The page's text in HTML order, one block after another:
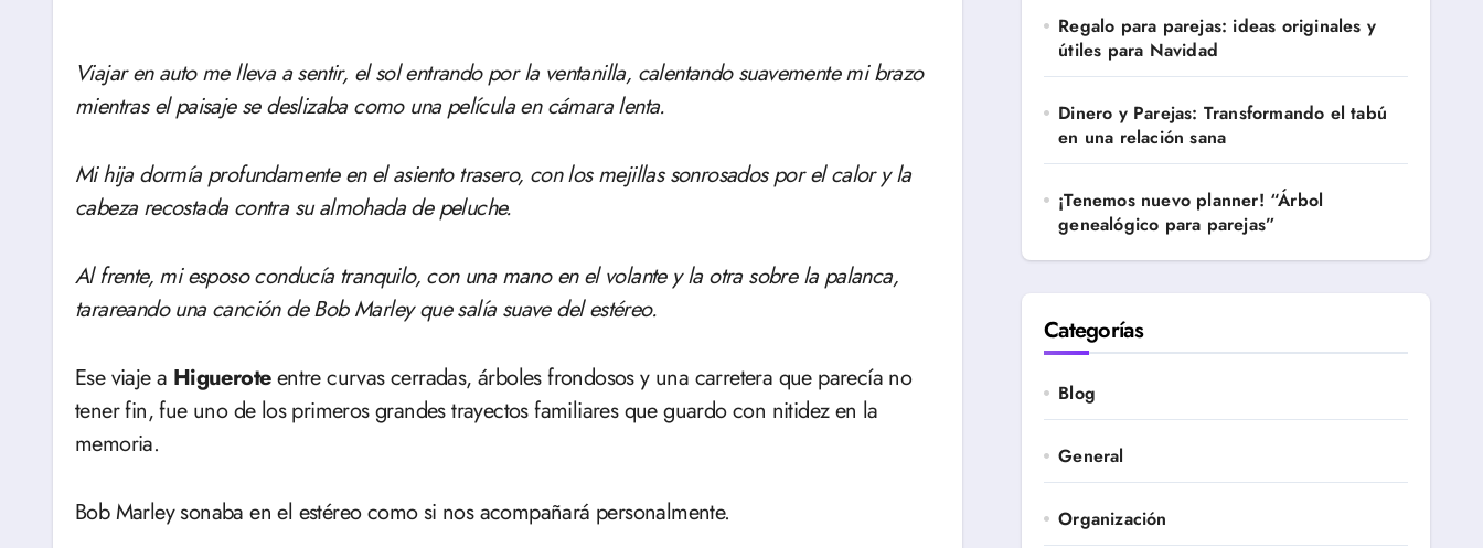
Viajar en auto me lleva a sentir, el sol entrando por la ventanilla, calentando suavemente mi brazo
mientras el paisaje se deslizaba como una película en cámara lenta.
Mi hija dormía profundamente en el asiento trasero, con los mejillas sonrosados por el calor y la
cabeza recostada contra su almohada de peluche.
Al frente, mi esposo conducía tranquilo, con una mano en el volante y la otra sobre la palanca,
tarareando una canción de Bob Marley que salía suave del estéreo.
Ese viaje a Higueroteentre curvas cerradas, árboles frondosos y una carretera que parecía no
tener fin, fue uno de los primeros grandes trayectos familiares que guardo con nitidez en la
memoria.
Bob Marley sonaba en el estéreo como si nos acompañará personalmente.
Regalo para parejas: ideas originales y
útiles para Navidad
Dinero y Parejas: Transformando el tabú
en una relación sana
¡Tenemos nuevo planner! “Árbol
genealógico para parejas”
Categorías
Blog
General
Organización